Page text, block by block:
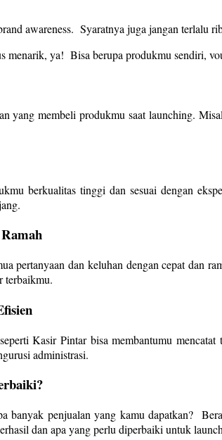
awareness. Syaratnya juga jangan terlalu
ya! Bisa berupa produkmu sendiri,
yang membeli produkmu saat launching.
berkualitas tinggi dan sesuai dengan
pertanyaan dan keluhan dengan cepat dan
terbaikmu.
Kasir Pintar bisa membantumu
administrasi.
banyak penjualan yang kamu dapatkan?
dan apa yang perlu diperbaiki untuk